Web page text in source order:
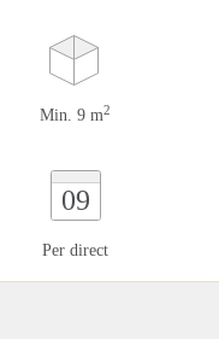
Min. 9 m2
09
Per direct